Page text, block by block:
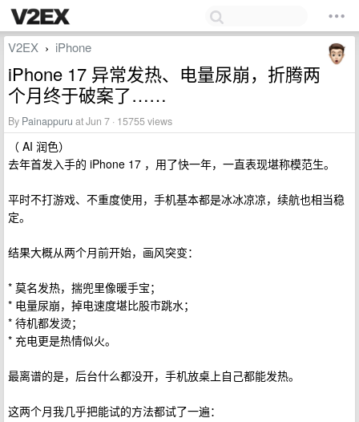
V2EX › iPhone
iPhone 17 异常发热、电量尿崩，折腾两
个月终于破案了……
By Painappuru at Jun 7 · 15755 views
（ AI 润色）
去年首发入手的 iPhone 17 ，用了快一年，一直表现堪称模范生。
平时不打游戏、不重度使用，手机基本都是冰冰凉凉，续航也相当稳
定。
结果大概从两个月前开始，画风突变：
* 莫名发热，揣兜里像暖手宝；
* 电量尿崩，掉电速度堪比股市跳水；
* 待机都发烫；
* 充电更是热情似火。
最离谱的是，后台什么都没开，手机放桌上自己都能发热。
这两个月我几乎把能试的方法都试了一遍：